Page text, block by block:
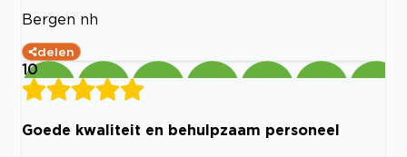
Bergen nh
delen
10
Goede kwaliteit en behulpzaam personeel